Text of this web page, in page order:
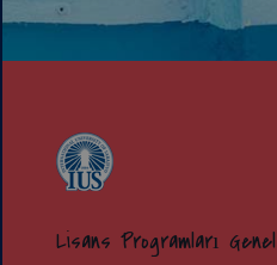
Lisans Programları Genel